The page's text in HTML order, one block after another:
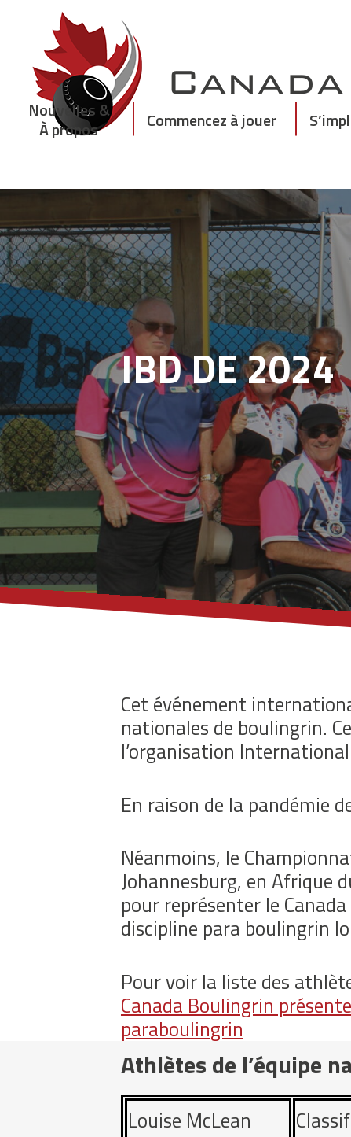
content
Nouvelles &
À propos
Commencez à jouer
IBD DE 2024
Cet événement
nationales de boulingrin.
l’organisation
En raison de la pandémie
Néanmoins, le
Johannesburg, en Afrique
pour représenter le
discipline para boulingrin
Pour voir la liste des
Canada Boulingrin
paraboulingrin
Athlètes de l’équipe
Louise McLean